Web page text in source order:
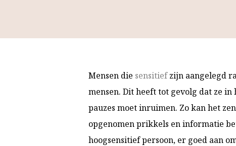
Mensen die sensitiefzijn aangelegd
mensen. Dit heeft tot gevolg dat ze
pauzes moet inruimen. Zo kan het
opgenomen prikkels en informatie
hoogsensitief persoon, er goed aan